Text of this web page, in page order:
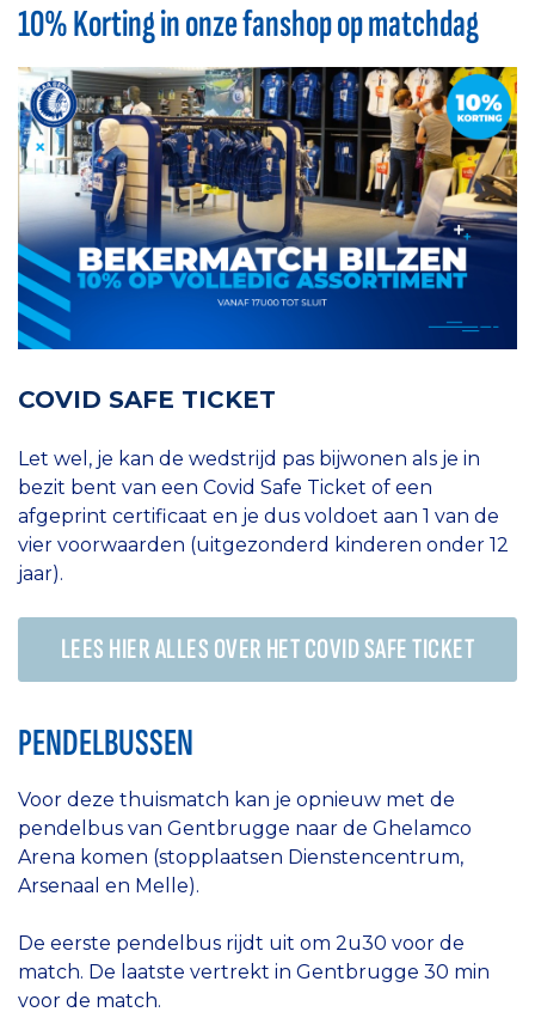
10% Korting in onze fanshop op matchdag
COVID SAFE TICKET
Let wel, je kan de wedstrijd pas bijwonen als je in
bezit bent van een Covid Safe Ticket of een
afgeprint certificaat en je dus voldoet aan 1 van de
vier voorwaarden (uitgezonderd kinderen onder 12
jaar).
LEES HIER ALLES OVER HET COVID SAFE TICKET
PENDELBUSSEN
Voor deze thuismatch kan je opnieuw met de
pendelbus van Gentbrugge naar de Ghelamco
Arena komen (stopplaatsen Dienstencentrum,
Arsenaal en Melle).
De eerste pendelbus rijdt uit om 2u30 voor de
match. De laatste vertrekt in Gentbrugge 30 min
voor de match.